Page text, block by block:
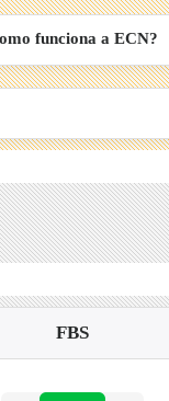
funciona a ECN?
FBS